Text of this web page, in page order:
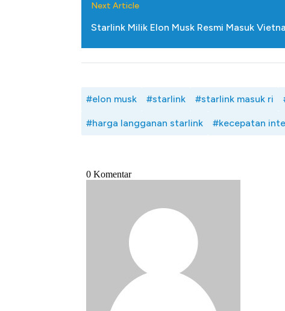
Next Article
Starlink Milik Elon Musk Resmi Masuk
#elon musk #starlink #starlink masuk ri
#harga langganan starlink #kecepatan